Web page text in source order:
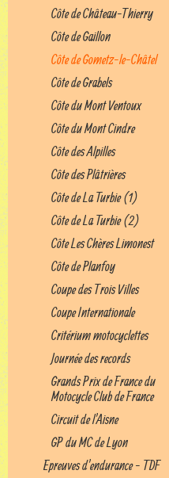
Côte de Château-Thierry
Côte de Gaillon
Côte de Gometz-le-Châtel
Côte de Grabels
Côte du Mont Ventoux
Côte du Mont Cindre
Côte des Alpilles
Côte des Plâtrières
Côte de La Turbie (1)
Côte de La Turbie (2)
Côte Les Chères Limonest
Côte de Planfoy
Coupe des Trois Villes
Coupe Internationale
Critérium motocyclettes
Journée des records
Grands Prix de France du
Motocycle Club de France
Circuit de l'Aisne
GP du MC de Lyon
Epreuves d'endurance - TDF